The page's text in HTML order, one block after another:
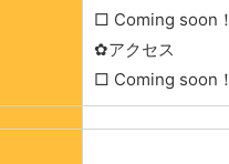
□ Coming soon！
✿アクセス
□ Coming soon！